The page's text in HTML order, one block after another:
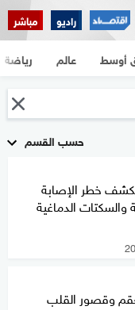
راديو مباشر
أوسط عالم رياضة
حسب القسم
خطر الإصابة
والسكتات الدماغية
وقصور القلب